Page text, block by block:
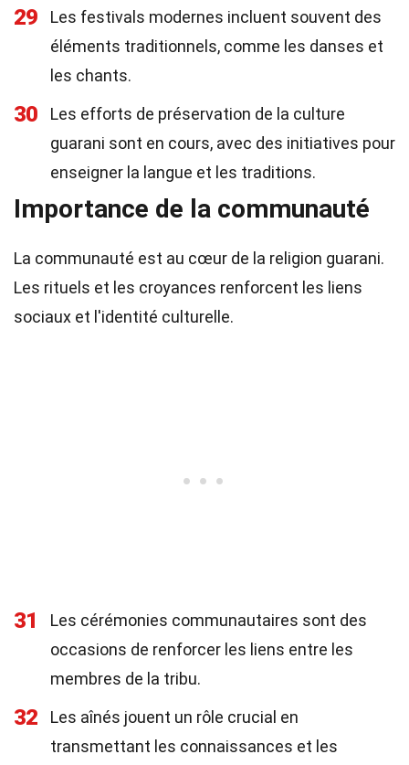
29
Les festivals modernes incluent souvent des
éléments traditionnels, comme les danses et
les chants.
30
Les efforts de préservation de la culture
guarani sont en cours, avec des initiatives pour
enseigner la langue et les traditions.
Importance de la communauté
La communauté est au cœur de la religion guarani.
Les rituels et les croyances renforcent les liens
sociaux et l'identité culturelle.
31
Les cérémonies communautaires sont des
occasions de renforcer les liens entre les
membres de la tribu.
32
Les aînés jouent un rôle crucial en
transmettant les connaissances et les